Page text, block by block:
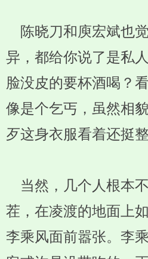
陈晓刀和庾宏斌也
异，都给你说了是私
脸没皮的要杯酒喝？
像是个乞丐，虽然相
歹这身衣服看着还挺整
当然，几个人根本
茬，在凌渡的地面上
李乘风面前嚣张。李